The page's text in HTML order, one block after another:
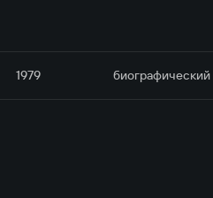
1979 биографический